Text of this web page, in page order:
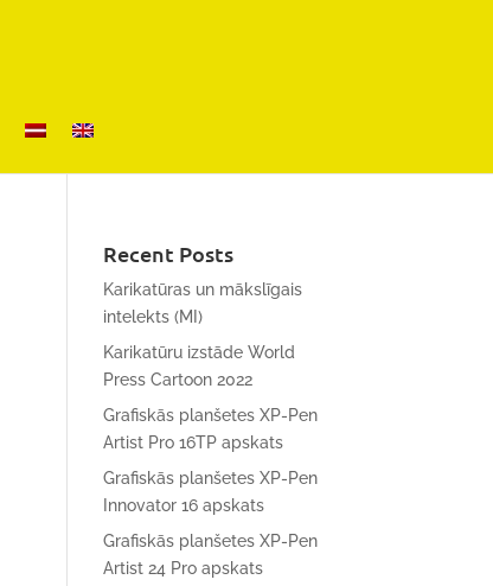
Recent Posts
Karikatūras un mākslīgais
intelekts (MI)
Karikatūru izstāde World
Press Cartoon 2022
Grafiskās planšetes XP-Pen
Artist Pro 16TP apskats
Grafiskās planšetes XP-Pen
Innovator 16 apskats
Grafiskās planšetes XP-Pen
Artist 24 Pro apskats